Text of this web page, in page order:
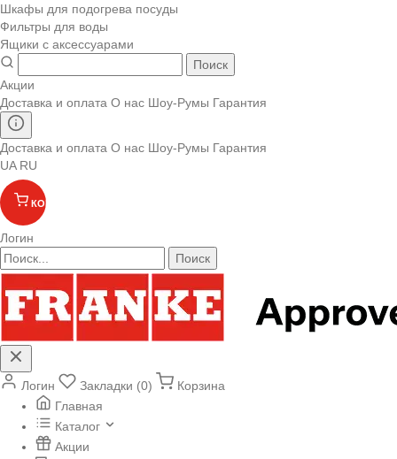
Шкафы для подогрева посуды
Фильтры для воды
Ящики с аксессуарами
Поиск
Акции
Доставка и оплата О нас Шоу-Румы Гарантия
Доставка и оплата О нас Шоу-Румы Гарантия
UA RU
КОРЗИНА
Логин
Поиск
Логин Закладки (0)
Корзина
Главная
Каталог
Акции